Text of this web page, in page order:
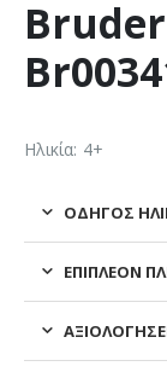
Ηλικία: 4+
ΟΔΗΓΌΣ
ΕΠΙΠΛΈΟΝ